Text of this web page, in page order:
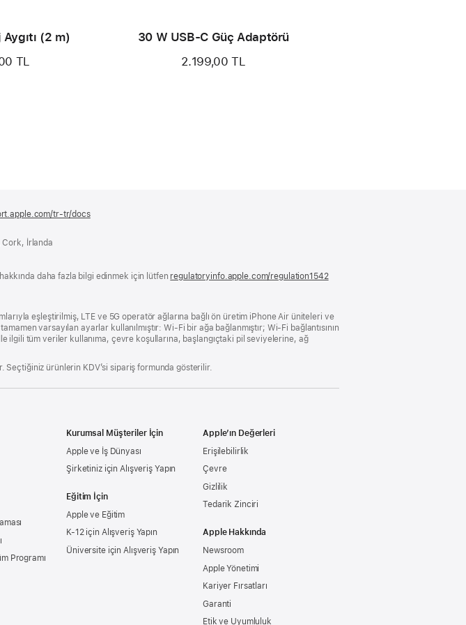
(2 m)
TL
30 W USB-C Güç Adaptörü
2.199,00 TL
tr-tr/docs(yeni
Cork, İrlanda
daha fazla bilgi edinmek için lütfen regulatoryinfo.apple.com/regulation1542(yeni
eşleştirilmiş, LTE ve 5G operatör ağlarına bağlı ön üretim iPhone Air üniteleri ve
varsayılan ayarlar kullanılmıştır: Wi-Fi bir ağa bağlanmıştır; Wi-Fi bağlantısının
ilgili tüm veriler kullanıma, çevre koşullarına, başlangıçtaki pil seviyelerine, ağ
ürünlerin KDV’si sipariş formunda gösterilir.
Programı
Kurumsal Müşteriler İçin
Apple ve İş Dünyası
Şirketiniz için Alışveriş Yapın
Eğitim İçin
Apple ve Eğitim
K-12 için Alışveriş Yapın
Üniversite için Alışveriş Yapın
Apple’ın Değerleri
Erişilebilirlik
Çevre
Gizlilik
Tedarik Zinciri
Apple Hakkında
Newsroom
Apple Yönetimi
Kariyer Fırsatları
Garanti
Etik ve Uyumluluk